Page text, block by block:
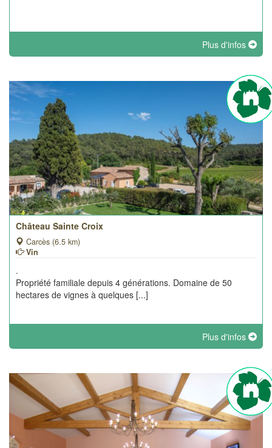
Plus d'infos
Château Sainte Croix
Carcès (6.5 km)
Vin
.
Propriété familiale depuis 4 générations. Domaine de 50
hectares de vignes à quelques [...]
Plus d'infos